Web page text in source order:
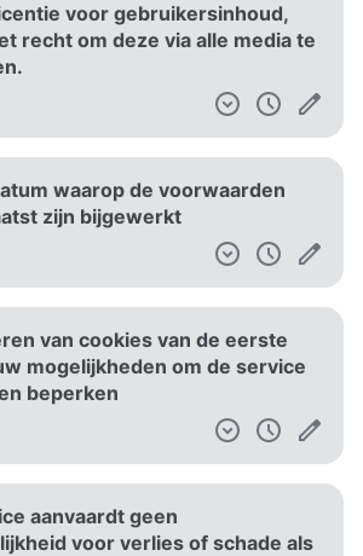
voor gebruikersinhoud,
recht om deze via alle media te
waarop de voorwaarden
zijn bijgewerkt
van cookies van de eerste
mogelijkheden om de service
beperken
aanvaardt geen
voor verlies of schade als